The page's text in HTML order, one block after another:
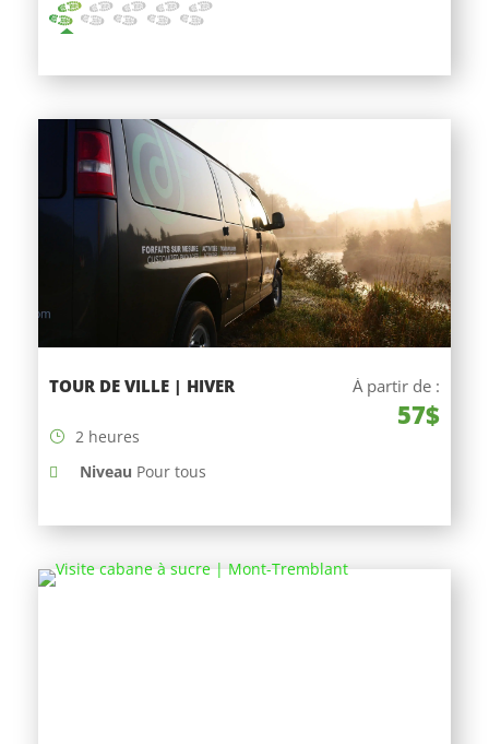
TOUR DE VILLE | HIVER À partir de :
57$
2 heures
Niveau Pour tous